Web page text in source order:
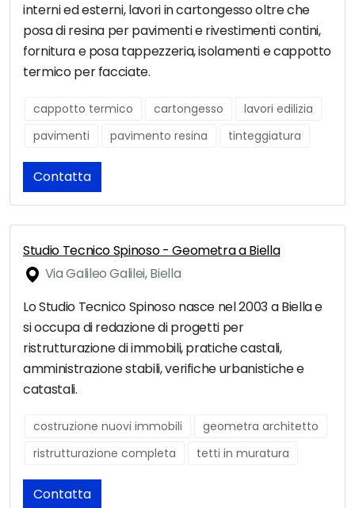
interni ed esterni, lavori in cartongesso oltre che
posa di resina per pavimenti e rivestimenti contini,
fornitura e posa tappezzeria, isolamenti e cappotto
termico per facciate.
cappotto termico cartongesso
lavori edilizia
pavimenti
pavimento resina tinteggiatura
Contatta
Studio Tecnico Spinoso - Geometra a Biella
Via Galileo Galilei, Biella
Lo Studio Tecnico Spinoso nasce nel 2003 a Biella e
si occupa di redazione di progetti per
ristrutturazione di immobili, pratiche castali,
amministrazione stabili, verifiche urbanistiche e
catastali.
costruzione nuovi immobili
geometra architetto
ristrutturazione completa
tetti in muratura
Contatta